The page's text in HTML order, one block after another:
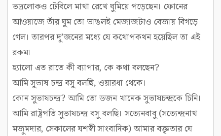
ভদ্রলোকও টেবিলে মাথা রেখে ঘুমিয়ে পড়েছেন। ফোনের
আওয়াজে তাঁর ঘুম তো ভাঙলই মেজাজটাও বেজায় বিগড়ে
গেল। তারপর দু’জনের মধ্যে যে কথোপকথন হয়েছিল তা এই
রকম।
হ্যালো এত রাতে কী ব্যাপার, কে কথা বলছেন?
আমি সুভাষ চন্দ্র বসু বলছি, ওয়ারধা থেকে।
কোন সুভাষচন্দ্র? আমি তো ডজন খানেক সুভাষচন্দ্রকে চিনি।
আমি রাষ্ট্রপতি সুভাষচন্দ্র বসু বলছি। সত্যেনবাবু (সত্যেন্দ্রনাথ
মজুমদার, সেকালের যশস্বী সাংবাদিক) আমার বক্তৃতার যে